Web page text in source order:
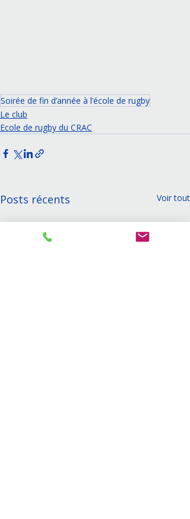
Soirée de fin d’année à l’école de rugby
Le club
Ecole de rugby du CRAC
Posts récents Voir tout